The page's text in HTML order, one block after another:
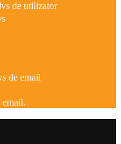
de utilizator
de email
email.